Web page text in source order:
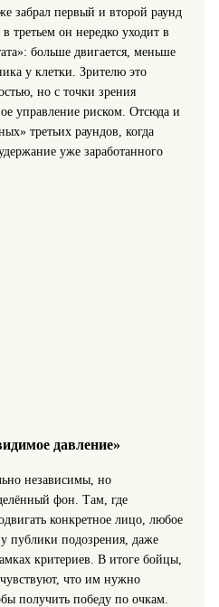
забрал первый и второй раунд
третьем он нередко уходит в
больше двигается, меньше
у клетки. Зрителю это
но с точки зрения
управление риском. Отсюда и
третьих раундов, когда
уже заработанного
давление»
независимы, но
фон. Там, где
конкретное лицо, любое
публики подозрения, даже
критериев. В итоге бойцы,
что им нужно
получить победу по очкам.